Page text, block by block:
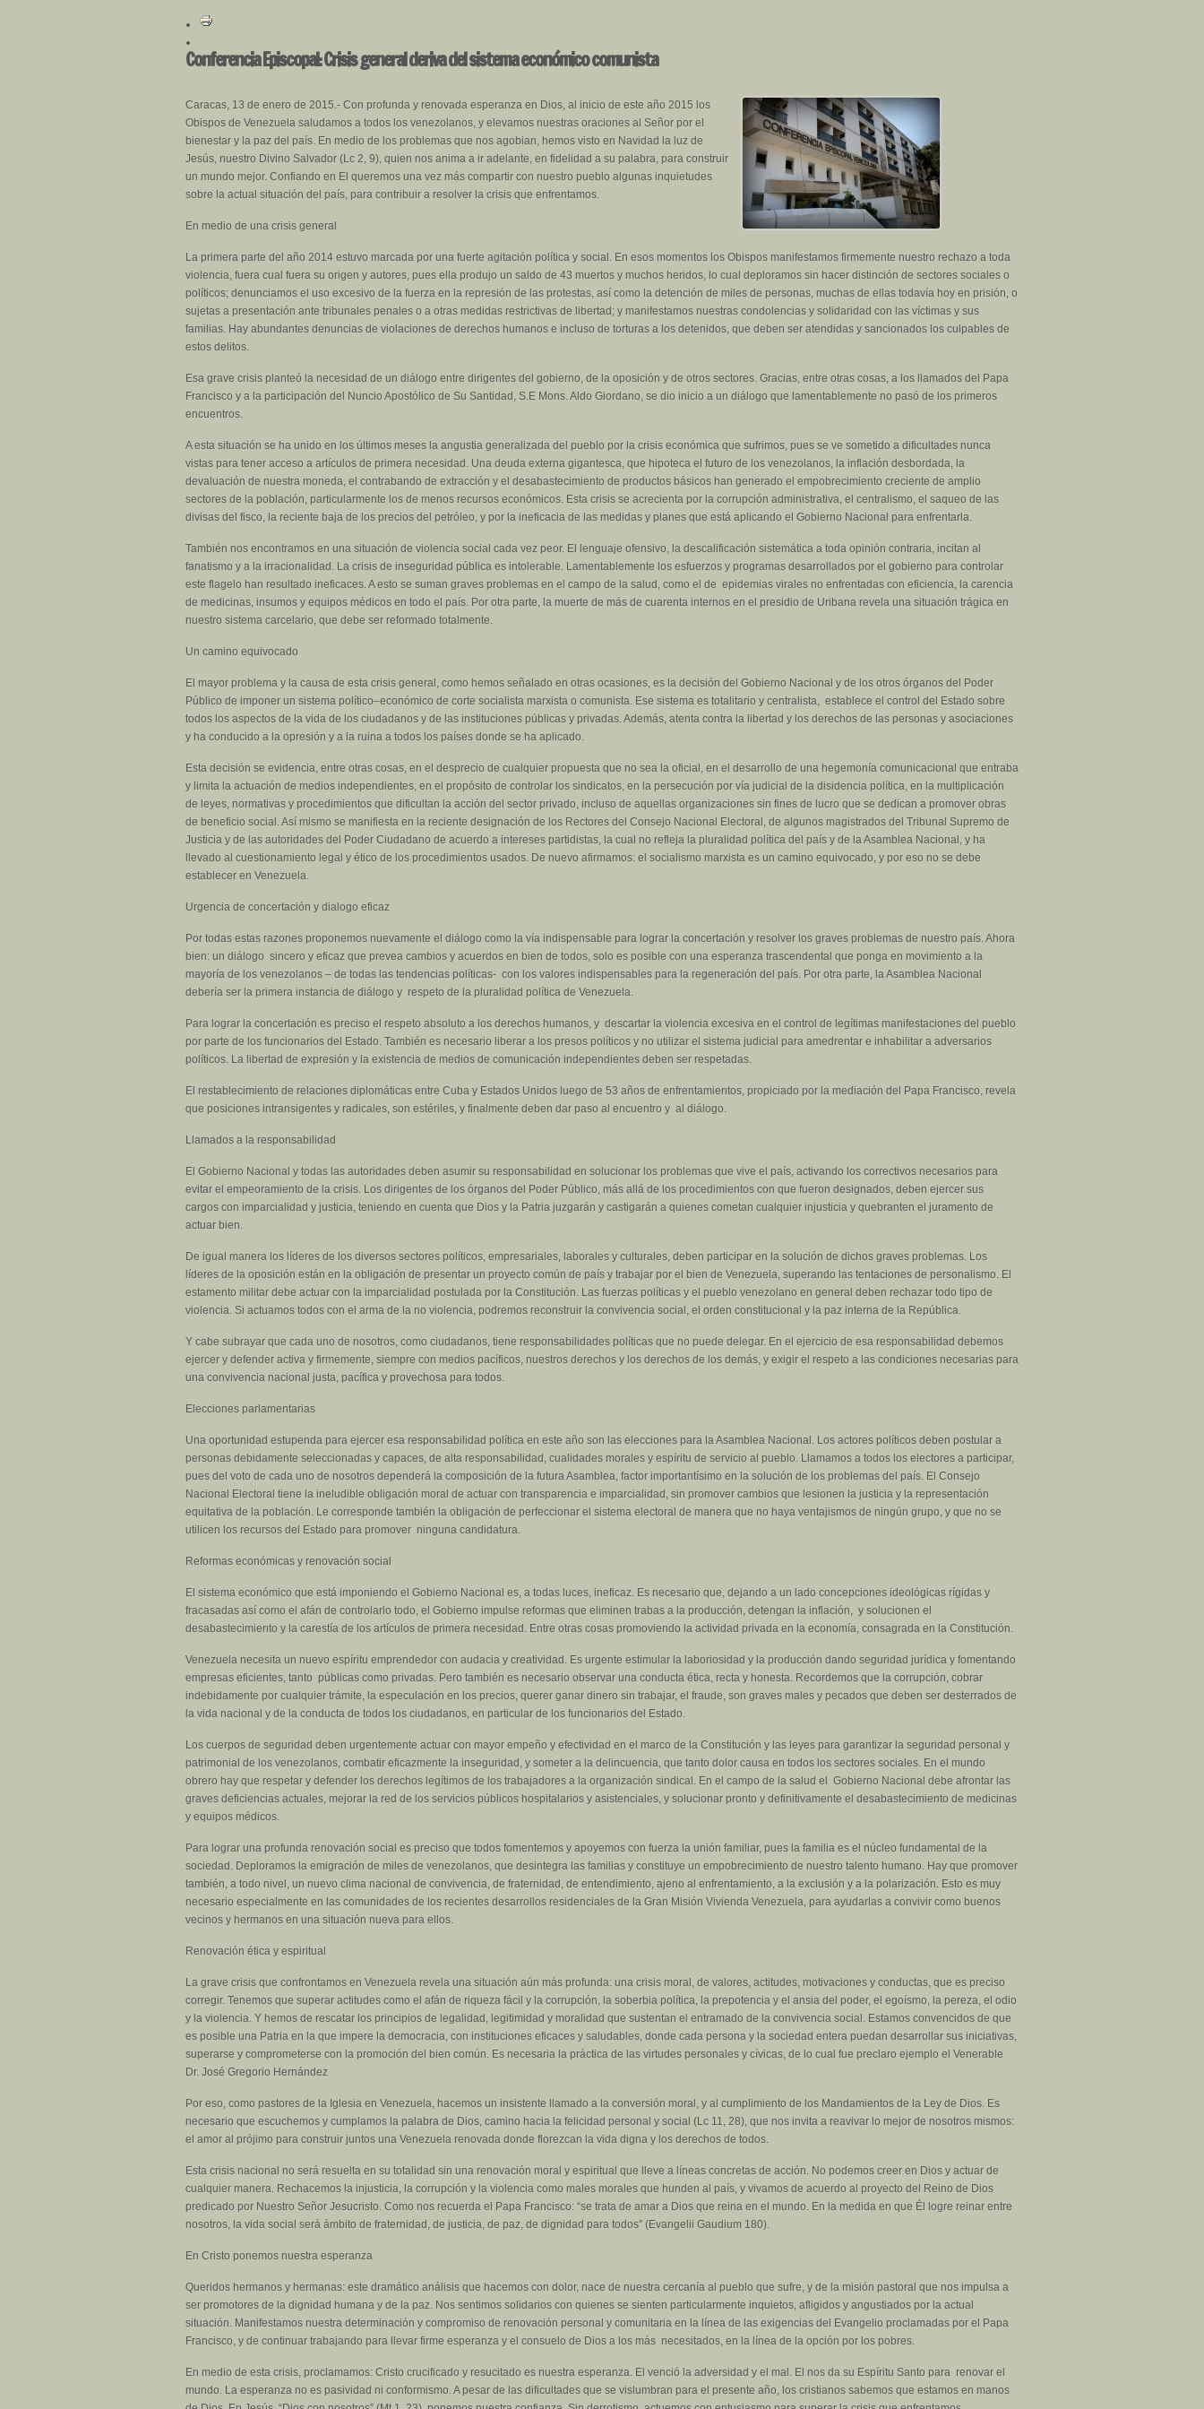
Conferencia Episcopal: Crisis general deriva del sistema económico comunista
Caracas, 13 de enero de 2015.- Con profunda y renovada esperanza en Dios, al inicio de este año 2015 los
Obispos de Venezuela saludamos a todos los venezolanos, y elevamos nuestras oraciones al Señor por el
bienestar y la paz del país. En medio de los problemas que nos agobian, hemos visto en Navidad la luz de
Jesús, nuestro Divino Salvador (Lc 2, 9), quien nos anima a ir adelante, en fidelidad a su palabra, para construir
un mundo mejor. Confiando en El queremos una vez más compartir con nuestro pueblo algunas inquietudes
sobre la actual situación del país, para contribuir a resolver la crisis que enfrentamos.
En medio de una crisis general
La primera parte del año 2014 estuvo marcada por una fuerte agitación política y social. En esos momentos los Obispos manifestamos firmemente nuestro rechazo a toda
violencia, fuera cual fuera su origen y autores, pues ella produjo un saldo de 43 muertos y muchos heridos, lo cual deploramos sin hacer distinción de sectores sociales o
políticos; denunciamos el uso excesivo de la fuerza en la represión de las protestas, así como la detención de miles de personas, muchas de ellas todavía hoy en prisión, o
sujetas a presentación ante tribunales penales o a otras medidas restrictivas de libertad; y manifestamos nuestras condolencias y solidaridad con las víctimas y sus
familias. Hay abundantes denuncias de violaciones de derechos humanos e incluso de torturas a los detenidos, que deben ser atendidas y sancionados los culpables de
estos delitos.
Esa grave crisis planteó la necesidad de un diálogo entre dirigentes del gobierno, de la oposición y de otros sectores. Gracias, entre otras cosas, a los llamados del Papa
Francisco y a la participación del Nuncio Apostólico de Su Santidad, S.E Mons. Aldo Giordano, se dio inicio a un diálogo que lamentablemente no pasó de los primeros
encuentros.
A esta situación se ha unido en los últimos meses la angustia generalizada del pueblo por la crisis económica que sufrimos, pues se ve sometido a dificultades nunca
vistas para tener acceso a artículos de primera necesidad. Una deuda externa gigantesca, que hipoteca el futuro de los venezolanos, la inflación desbordada, la
devaluación de nuestra moneda, el contrabando de extracción y el desabastecimiento de productos básicos han generado el empobrecimiento creciente de amplio
sectores de la población, particularmente los de menos recursos económicos. Esta crisis se acrecienta por la corrupción administrativa, el centralismo, el saqueo de las
divisas del fisco, la reciente baja de los precios del petróleo, y por la ineficacia de las medidas y planes que está aplicando el Gobierno Nacional para enfrentarla.
También nos encontramos en una situación de violencia social cada vez peor. El lenguaje ofensivo, la descalificación sistemática a toda opinión contraria, incitan al
fanatismo y a la irracionalidad. La crisis de inseguridad pública es intolerable. Lamentablemente los esfuerzos y programas desarrollados por el gobierno para controlar
este flagelo han resultado ineficaces. A esto se suman graves problemas en el campo de la salud, como el de epidemias virales no enfrentadas con eficiencia, la carencia
de medicinas, insumos y equipos médicos en todo el país. Por otra parte, la muerte de más de cuarenta internos en el presidio de Uribana revela una situación trágica en
nuestro sistema carcelario, que debe ser reformado totalmente.
Un camino equivocado
El mayor problema y la causa de esta crisis general, como hemos señalado en otras ocasiones, es la decisión del Gobierno Nacional y de los otros órganos del Poder
Público de imponer un sistema político–económico de corte socialista marxista o comunista. Ese sistema es totalitario y centralista, establece el control del Estado sobre
todos los aspectos de la vida de los ciudadanos y de las instituciones públicas y privadas. Además, atenta contra la libertad y los derechos de las personas y asociaciones
y ha conducido a la opresión y a la ruina a todos los países donde se ha aplicado.
Esta decisión se evidencia, entre otras cosas, en el desprecio de cualquier propuesta que no sea la oficial, en el desarrollo de una hegemonía comunicacional que entraba
y limita la actuación de medios independientes, en el propósito de controlar los sindicatos, en la persecución por vía judicial de la disidencia política, en la multiplicación
de leyes, normativas y procedimientos que dificultan la acción del sector privado, incluso de aquellas organizaciones sin fines de lucro que se dedican a promover obras
de beneficio social. Así mismo se manifiesta en la reciente designación de los Rectores del Consejo Nacional Electoral, de algunos magistrados del Tribunal Supremo de
Justicia y de las autoridades del Poder Ciudadano de acuerdo a intereses partidistas, la cual no refleja la pluralidad política del país y de la Asamblea Nacional, y ha
llevado al cuestionamiento legal y ético de los procedimientos usados. De nuevo afirmamos: el socialismo marxista es un camino equivocado, y por eso no se debe
establecer en Venezuela.
Urgencia de concertación y dialogo eficaz
Por todas estas razones proponemos nuevamente el diálogo como la vía indispensable para lograr la concertación y resolver los graves problemas de nuestro país. Ahora
bien: un diálogo sincero y eficaz que prevea cambios y acuerdos en bien de todos, solo es posible con una esperanza trascendental que ponga en movimiento a la
mayoría de los venezolanos – de todas las tendencias políticas- con los valores indispensables para la regeneración del país. Por otra parte, la Asamblea Nacional
debería ser la primera instancia de diálogo y respeto de la pluralidad política de Venezuela.
Para lograr la concertación es preciso el respeto absoluto a los derechos humanos, y descartar la violencia excesiva en el control de legítimas manifestaciones del pueblo
por parte de los funcionarios del Estado. También es necesario liberar a los presos políticos y no utilizar el sistema judicial para amedrentar e inhabilitar a adversarios
políticos. La libertad de expresión y la existencia de medios de comunicación independientes deben ser respetadas.
El restablecimiento de relaciones diplomáticas entre Cuba y Estados Unidos luego de 53 años de enfrentamientos, propiciado por la mediación del Papa Francisco, revela
que posiciones intransigentes y radicales, son estériles, y finalmente deben dar paso al encuentro y al diálogo.
Llamados a la responsabilidad
El Gobierno Nacional y todas las autoridades deben asumir su responsabilidad en solucionar los problemas que vive el país, activando los correctivos necesarios para
evitar el empeoramiento de la crisis. Los dirigentes de los órganos del Poder Público, más allá de los procedimientos con que fueron designados, deben ejercer sus
cargos con imparcialidad y justicia, teniendo en cuenta que Dios y la Patria juzgarán y castigarán a quienes cometan cualquier injusticia y quebranten el juramento de
actuar bien.
De igual manera los líderes de los diversos sectores políticos, empresariales, laborales y culturales, deben participar en la solución de dichos graves problemas. Los
líderes de la oposición están en la obligación de presentar un proyecto común de país y trabajar por el bien de Venezuela, superando las tentaciones de personalismo. El
estamento militar debe actuar con la imparcialidad postulada por la Constitución. Las fuerzas políticas y el pueblo venezolano en general deben rechazar todo tipo de
violencia. Si actuamos todos con el arma de la no violencia, podremos reconstruir la convivencia social, el orden constitucional y la paz interna de la República.
Y cabe subrayar que cada uno de nosotros, como ciudadanos, tiene responsabilidades políticas que no puede delegar. En el ejercicio de esa responsabilidad debemos
ejercer y defender activa y firmemente, siempre con medios pacíficos, nuestros derechos y los derechos de los demás, y exigir el respeto a las condiciones necesarias para
una convivencia nacional justa, pacífica y provechosa para todos.
Elecciones parlamentarias
Una oportunidad estupenda para ejercer esa responsabilidad política en este año son las elecciones para la Asamblea Nacional. Los actores políticos deben postular a
personas debidamente seleccionadas y capaces, de alta responsabilidad, cualidades morales y espíritu de servicio al pueblo. Llamamos a todos los electores a participar,
pues del voto de cada uno de nosotros dependerá la composición de la futura Asamblea, factor importantísimo en la solución de los problemas del país. El Consejo
Nacional Electoral tiene la ineludible obligación moral de actuar con transparencia e imparcialidad, sin promover cambios que lesionen la justicia y la representación
equitativa de la población. Le corresponde también la obligación de perfeccionar el sistema electoral de manera que no haya ventajismos de ningún grupo, y que no se
utilicen los recursos del Estado para promover ninguna candidatura.
Reformas económicas y renovación social
El sistema económico que está imponiendo el Gobierno Nacional es, a todas luces, ineficaz. Es necesario que, dejando a un lado concepciones ideológicas rígidas y
fracasadas así como el afán de controlarlo todo, el Gobierno impulse reformas que eliminen trabas a la producción, detengan la inflación, y solucionen el
desabastecimiento y la carestía de los artículos de primera necesidad. Entre otras cosas promoviendo la actividad privada en la economía, consagrada en la Constitución.
Venezuela necesita un nuevo espíritu emprendedor con audacia y creatividad. Es urgente estimular la laboriosidad y la producción dando seguridad jurídica y fomentando
empresas eficientes, tanto públicas como privadas. Pero también es necesario observar una conducta ética, recta y honesta. Recordemos que la corrupción, cobrar
indebidamente por cualquier trámite, la especulación en los precios, querer ganar dinero sin trabajar, el fraude, son graves males y pecados que deben ser desterrados de
la vida nacional y de la conducta de todos los ciudadanos, en particular de los funcionarios del Estado.
Los cuerpos de seguridad deben urgentemente actuar con mayor empeño y efectividad en el marco de la Constitución y las leyes para garantizar la seguridad personal y
patrimonial de los venezolanos, combatir eficazmente la inseguridad, y someter a la delincuencia, que tanto dolor causa en todos los sectores sociales. En el mundo
obrero hay que respetar y defender los derechos legítimos de los trabajadores a la organización sindical. En el campo de la salud el Gobierno Nacional debe afrontar las
graves deficiencias actuales, mejorar la red de los servicios públicos hospitalarios y asistenciales, y solucionar pronto y definitivamente el desabastecimiento de medicinas
y equipos médicos.
Para lograr una profunda renovación social es preciso que todos fomentemos y apoyemos con fuerza la unión familiar, pues la familia es el núcleo fundamental de la
sociedad. Deploramos la emigración de miles de venezolanos, que desintegra las familias y constituye un empobrecimiento de nuestro talento humano. Hay que promover
también, a todo nivel, un nuevo clima nacional de convivencia, de fraternidad, de entendimiento, ajeno al enfrentamiento, a la exclusión y a la polarización. Esto es muy
necesario especialmente en las comunidades de los recientes desarrollos residenciales de la Gran Misión Vivienda Venezuela, para ayudarlas a convivir como buenos
vecinos y hermanos en una situación nueva para ellos.
Renovación ética y espiritual
La grave crisis que confrontamos en Venezuela revela una situación aún más profunda: una crisis moral, de valores, actitudes, motivaciones y conductas, que es preciso
corregir. Tenemos que superar actitudes como el afán de riqueza fácil y la corrupción, la soberbia política, la prepotencia y el ansia del poder, el egoísmo, la pereza, el odio
y la violencia. Y hemos de rescatar los principios de legalidad, legitimidad y moralidad que sustentan el entramado de la convivencia social. Estamos convencidos de que
es posible una Patria en la que impere la democracia, con instituciones eficaces y saludables, donde cada persona y la sociedad entera puedan desarrollar sus iniciativas,
superarse y comprometerse con la promoción del bien común. Es necesaria la práctica de las virtudes personales y cívicas, de lo cual fue preclaro ejemplo el Venerable
Dr. José Gregorio Hernández
Por eso, como pastores de la Iglesia en Venezuela, hacemos un insistente llamado a la conversión moral, y al cumplimiento de los Mandamientos de la Ley de Dios. Es
necesario que escuchemos y cumplamos la palabra de Dios, camino hacia la felicidad personal y social (Lc 11, 28), que nos invita a reavivar lo mejor de nosotros mismos:
el amor al prójimo para construir juntos una Venezuela renovada donde florezcan la vida digna y los derechos de todos.
Esta crisis nacional no será resuelta en su totalidad sin una renovación moral y espiritual que lleve a líneas concretas de acción. No podemos creer en Dios y actuar de
cualquier manera. Rechacemos la injusticia, la corrupción y la violencia como males morales que hunden al país, y vivamos de acuerdo al proyecto del Reino de Dios
predicado por Nuestro Señor Jesucristo. Como nos recuerda el Papa Francisco: “se trata de amar a Dios que reina en el mundo. En la medida en que Él logre reinar entre
nosotros, la vida social será ámbito de fraternidad, de justicia, de paz, de dignidad para todos” (Evangelii Gaudium 180).
En Cristo ponemos nuestra esperanza
Queridos hermanos y hermanas: este dramático análisis que hacemos con dolor, nace de nuestra cercanía al pueblo que sufre, y de la misión pastoral que nos impulsa a
ser promotores de la dignidad humana y de la paz. Nos sentimos solidarios con quienes se sienten particularmente inquietos, afligidos y angustiados por la actual
situación. Manifestamos nuestra determinación y compromiso de renovación personal y comunitaria en la línea de las exigencias del Evangelio proclamadas por el Papa
Francisco, y de continuar trabajando para llevar firme esperanza y el consuelo de Dios a los más necesitados, en la línea de la opción por los pobres.
En medio de esta crisis, proclamamos: Cristo crucificado y resucitado es nuestra esperanza. El venció la adversidad y el mal. El nos da su Espíritu Santo para renovar el
mundo. La esperanza no es pasividad ni conformismo. A pesar de las dificultades que se vislumbran para el presente año, los cristianos sabemos que estamos en manos